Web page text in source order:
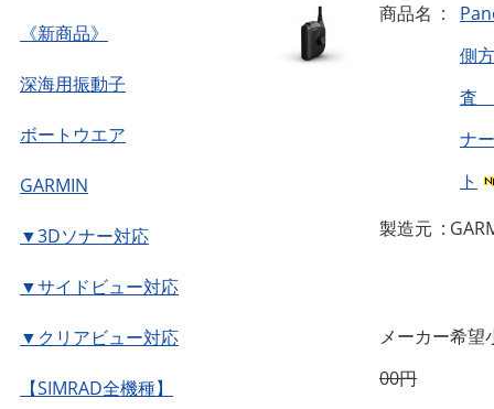
《新商品》
深海用振動子
ボートウエア
GARMIN
▼3Dソナー対応
▼サイドビュー対応
▼クリアビュー対応
【SIMRAD全機種】
商品名 :
側
査
ナ
ト
製造元 :
メーカー希望
00円